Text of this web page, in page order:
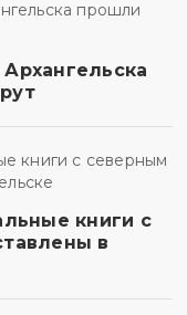
книги с
в